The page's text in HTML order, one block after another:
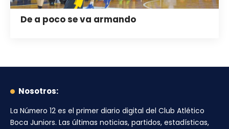
De a poco se va armando
Nosotros:
La Número 12 es el primer diario digital del Club Atlético
Boca Juniors. Las últimas noticias, partidos, estadísticas,